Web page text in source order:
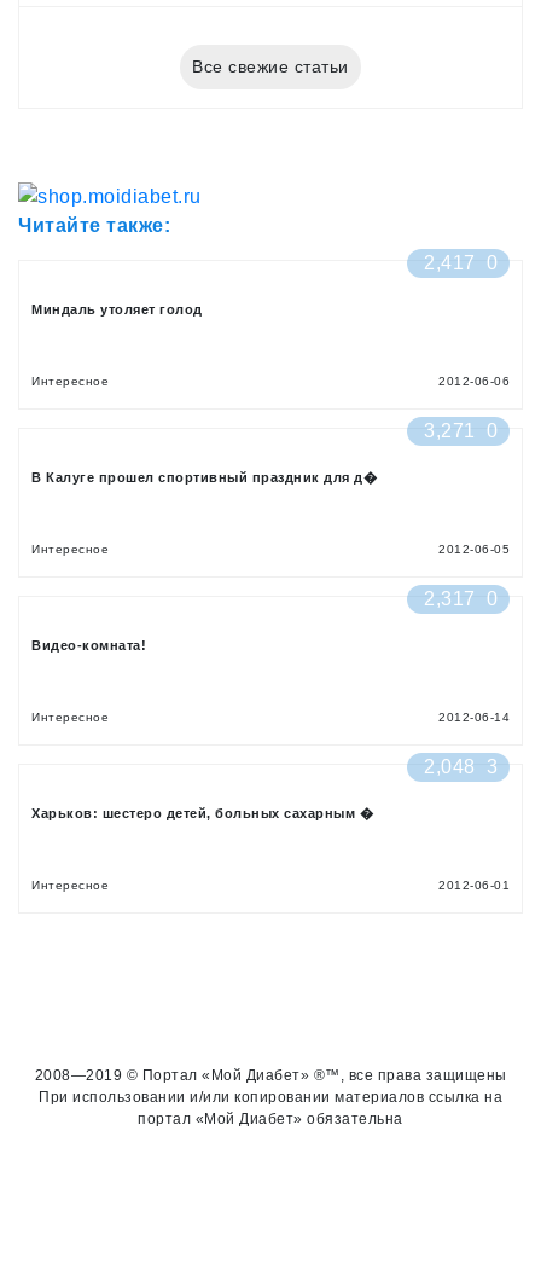
Все свежие статьи
Читайте также:
2,417
0
Миндаль утоляет голод
Интересное 2012-06-06
3,271 0
В Калуге прошел спортивный праздник для д�
Интересное 2012-06-05
2,317 0
Видео-комната!
Интересное 2012-06-14
2,048 3
Харьков: шестеро детей, больных сахарным �
Интересное 2012-06-01
2008—2019 © Портал «Мой Диабет» ®™, все права защищены
При использовании и/или копировании материалов ссылка на
портал «Мой Диабет» обязательна